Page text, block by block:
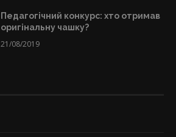
Педагогічний конкурс: хто отримав
оригінальну чашку?
21/08/2019